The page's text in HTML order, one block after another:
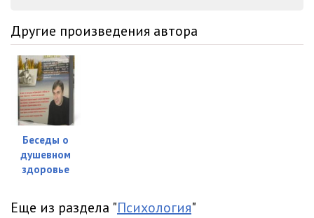
Другие произведения автора
Беседы о
душевном
здоровье
Еще из раздела "Психология"